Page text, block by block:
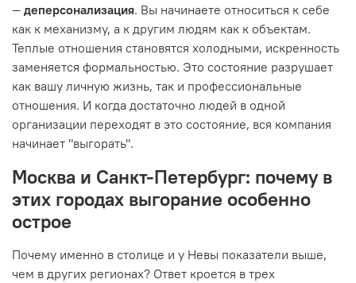
— деперсонализация. Вы начинаете относиться к себе
как к механизму, а к другим людям как к объектам.
Теплые отношения становятся холодными, искренность
заменяется формальностью. Это состояние разрушает
как вашу личную жизнь, так и профессиональные
отношения. И когда достаточно людей в одной
организации переходят в это состояние, вся компания
начинает "выгорать".
Москва и Санкт-Петербург: почему в
этих городах выгорание особенно
острое
Почему именно в столице и у Невы показатели выше,
чем в других регионах? Ответ кроется в трех